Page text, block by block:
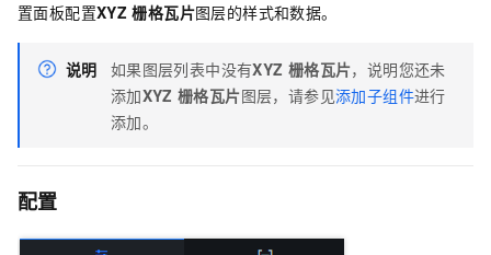
置面板配置XYZ 栅格瓦片图层的样式和数据。
说明 如果图层列表中没有XYZ 栅格瓦片，说明您还未
添加XYZ 栅格瓦片图层，请参见添加子组件进行
添加。
配置